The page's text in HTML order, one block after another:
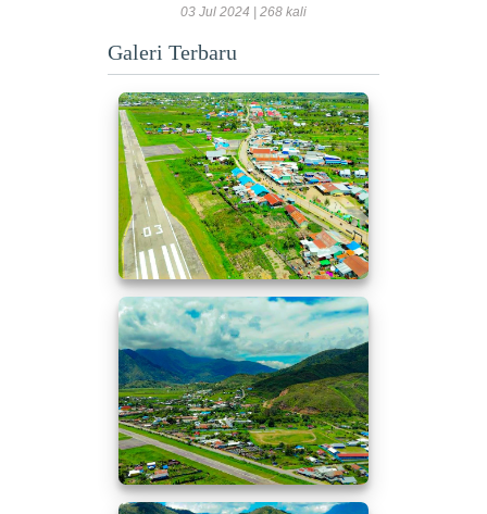
03 Jul 2024 | 268 kali
Galeri Terbaru